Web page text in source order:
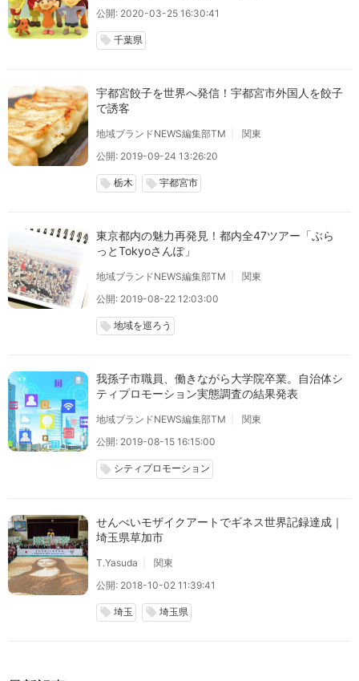
公開: 2020-03-25 16:30:41
local_offer 千葉県
宇都宮餃子を世界へ発信！宇都宮市外国人を餃子
で誘客
地域ブランドNEWS編集部TM
関東
公開: 2019-09-24 13:26:20
local_offer 栃木 local_offer 宇都宮市
東京都内の魅力再発見！都内全47ツアー「ぶら
っとTokyoさんぽ」
地域ブランドNEWS編集部TM
関東
公開: 2019-08-22 12:03:00
local_offer 地域を巡ろう
我孫子市職員、働きながら大学院卒業。自治体シ
ティプロモーション実態調査の結果発表
地域ブランドNEWS編集部TM
関東
公開: 2019-08-15 16:15:00
local_offer シティプロモーション
せんべいモザイクアートでギネス世界記録達成｜
埼玉県草加市
T.Yasuda
関東
公開: 2018-10-02 11:39:41
local_offer 埼玉 local_offer 埼玉県